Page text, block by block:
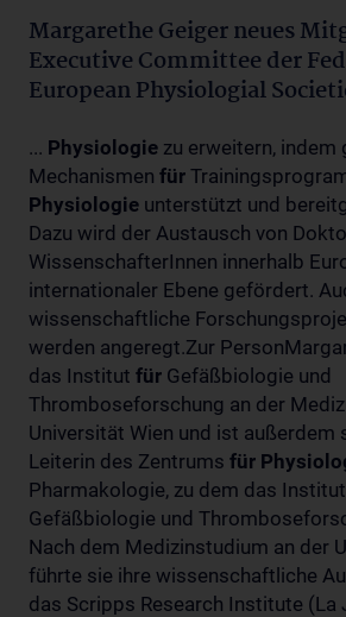
Margarethe Geiger neues
Executive Committee der
European Physiologial
... Physiologie zu erweitern, indem
Mechanismen für
Physiologie unterstützt und
Dazu wird der Austausch von
WissenschafterInnen innerhalb
internationaler Ebene gefördert.
wissenschaftliche
werden angeregt.Zur
das Institut für Gefäßbiologie und
Thromboseforschung an der
Universität Wien und ist außerdem
Leiterin des Zentrums für
Pharmakologie, zu dem das Institut
Gefäßbiologie und
Nach dem Medizinstudium an der
führte sie ihre wissenschaftliche
das Scripps Research Institute (La